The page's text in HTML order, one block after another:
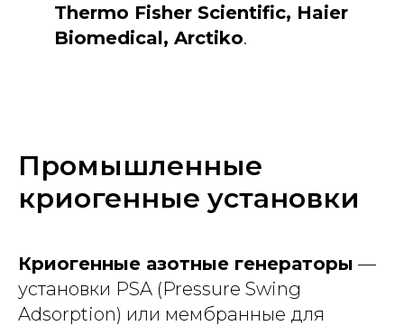
Thermo Fisher Scientific, Haier
Biomedical, Arctiko.
Промышленные
криогенные установки
Криогенные азотные генераторы —
установки PSA (Pressure Swing
Adsorption) или мембранные для